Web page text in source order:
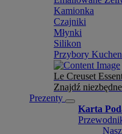
Kamionka
Czajniki
Młynki
Silikon
Przybory
Le Creuset
Znajdź
Prezenty
Karta